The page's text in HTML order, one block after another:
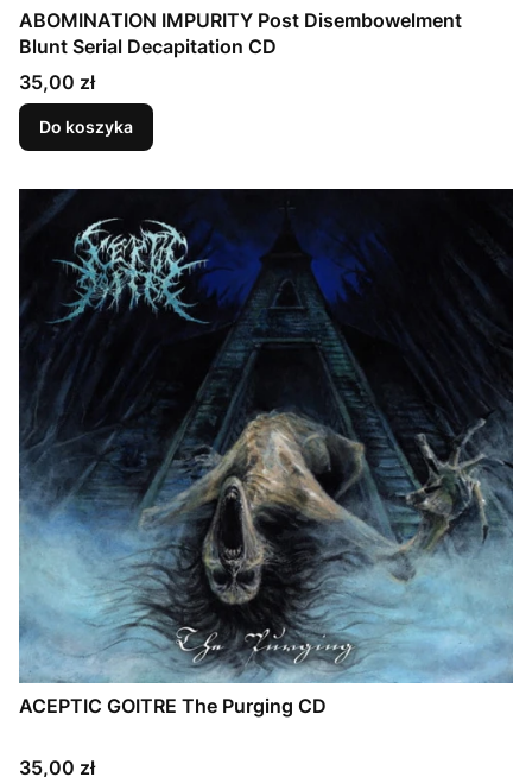
ABOMINATION IMPURITY Post Disembowelment
Blunt Serial Decapitation CD
Cena
35,00 zł
Do koszyka
ACEPTIC GOITRE The Purging CD
Cena
35,00 zł